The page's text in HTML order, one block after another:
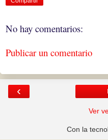
No hay comentarios:
Publicar un comentario
‹
Ver
Con la